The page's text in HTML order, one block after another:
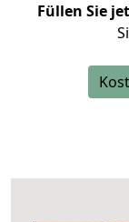
Füllen Sie